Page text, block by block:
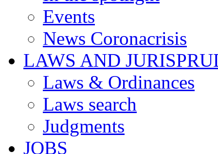
Events
News Coronacrisis
LAWS AND
Laws & Ordinances
Laws search
Judgments
JOBS